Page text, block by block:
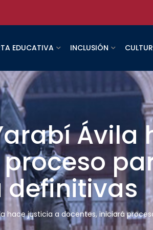
EDUCATIVA INCLUSIÓN
Ávila
definitivas
hace justicia a docentes, iniciará